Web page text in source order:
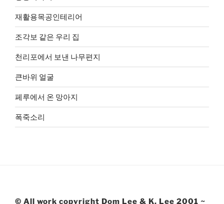
재활용목공인테리어
조각보 같은 우리 집
천리포에서 보낸 나무편지
큰바위 얼굴
페루에서 온 망아지
폭죽소리
© All work copyright Dom Lee & K. Lee 2001 ~